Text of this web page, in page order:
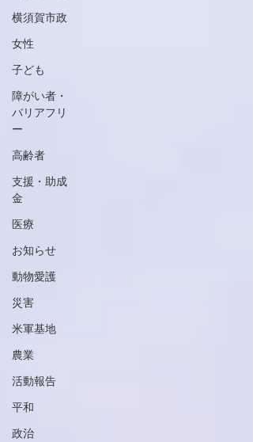
横須賀市政
女性
子ども
障がい者・
バリアフリ
ー
高齢者
支援・助成
金
医療
お知らせ
動物愛護
災害
米軍基地
農業
活動報告
平和
政治